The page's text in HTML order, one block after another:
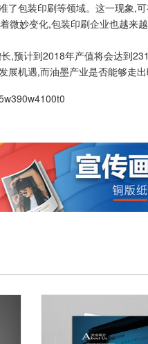
包装印刷等领域。这一现象,
微妙变化,包装印刷企业也越
,预计到2018年产值将会达到
机遇,而油墨产业是否能够走出